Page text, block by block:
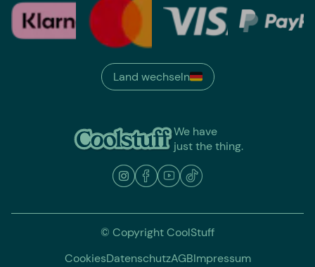
We have
just the thing.
Land wechseln
© Copyright CoolStuff
CookiesDatenschutzAGBImpressum